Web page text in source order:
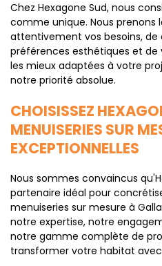
Chez Hexagone Sud, nous
comme unique. Nous
attentivement vos besoins, de
préférences esthétiques et de
les mieux adaptées à votre
notre priorité absolue.
CHOISISSEZ
MENUISERIES SUR
EXCEPTIONNELLES
Nous sommes convaincus
partenaire idéal pour
menuiseries sur mesure à
notre expertise, notre
notre gamme complète de
transformer votre habitat